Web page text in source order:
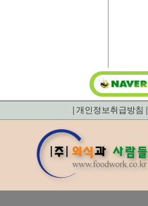
개인정보취급방침